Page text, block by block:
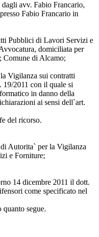
avv. Fabio Francario,
Fabio Francario in
Pubblici di Lavori Servizi e
domiciliata per
Comune di Alcamo;
Vigilanza sui contratti
2011 con il quale si
in danno della
ai sensi dell`art.
del ricorso.
Autorita` per la Vigilanza
e Forniture;
14 dicembre 2011 il dott.
come specificato nel
segue.